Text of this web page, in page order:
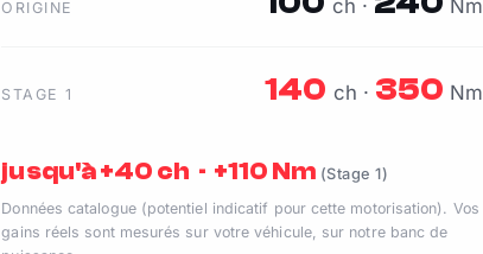
ORIGINE ch · Nm
STAGE 1 140 ch · 350 Nm
jusqu'à +40 ch · +110 Nm (Stage 1)
Données catalogue (potentiel indicatif pour cette motorisation). Vos
gains réels sont mesurés sur votre véhicule, sur notre banc de